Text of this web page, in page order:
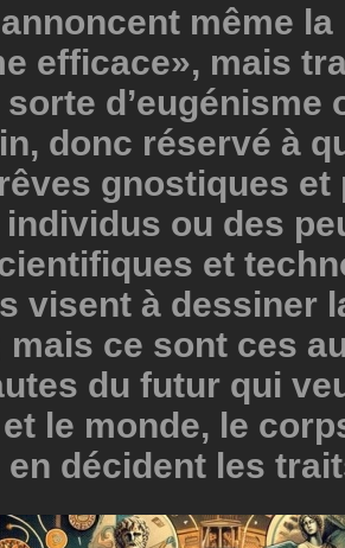
même la
efficace», mais
d’eugénisme
donc réservé à
gnostiques et
ou des
et
visent à dessiner
mais ce sont ces
du futur qui
et le monde, le
décident les